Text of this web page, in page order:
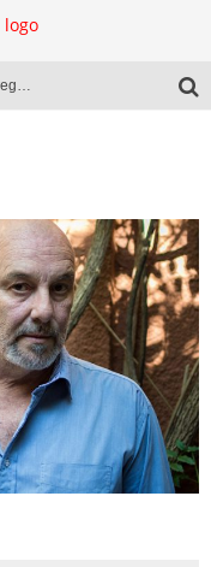
El libro en la mira de la desregulación